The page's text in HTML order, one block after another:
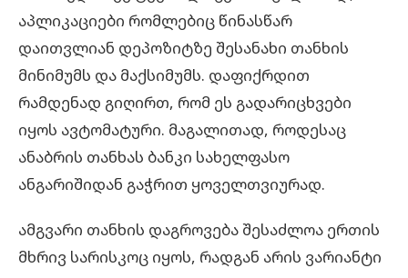
აპლიკაციები რომლებიც წინასწარ
დაითვლიან დეპოზიტზე შესანახი თანხის
მინიმუმს და მაქსიმუმს. დაფიქრდით
რამდენად გიღირთ, რომ ეს გადარიცხვები
იყოს ავტომატური. მაგალითად, როდესაც
ანაბრის თანხას ბანკი სახელფასო
ანგარიშიდან გაჭრით ყოველთვიურად.
ამგვარი თანხის დაგროვება შესაძლოა ერთის
მხრივ სარისკოც იყოს, რადგან არის ვარიანტი